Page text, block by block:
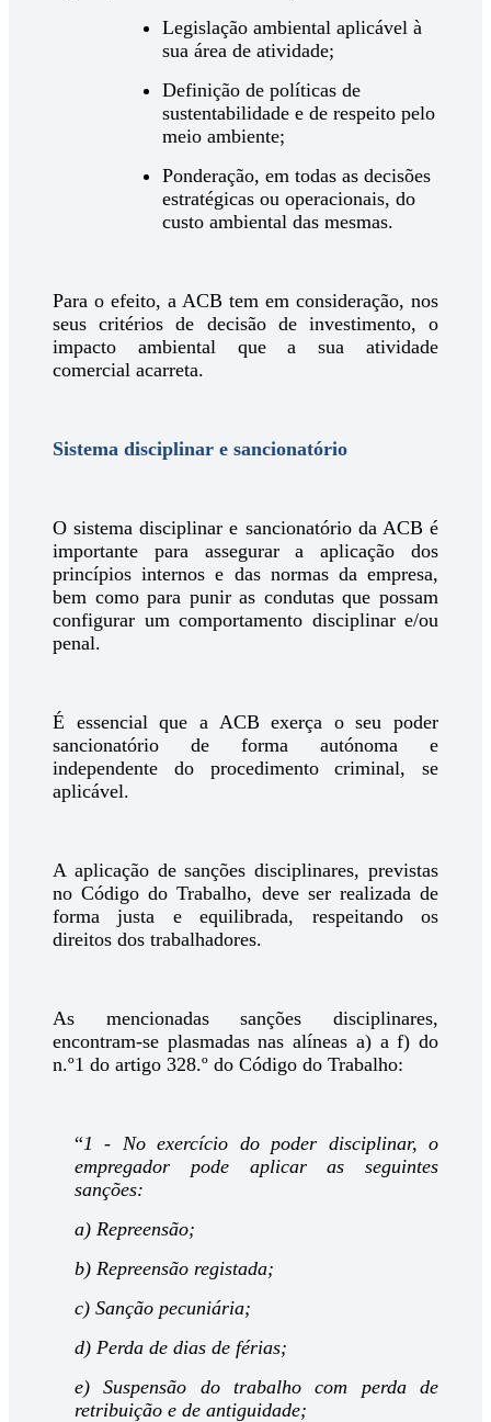
Legislação ambiental aplicável à
sua área de atividade;
Definição de políticas de
sustentabilidade e de respeito pelo
meio ambiente;
Ponderação, em todas as decisões
estratégicas ou operacionais, do
custo ambiental das mesmas.
Para o efeito, a ACB tem em consideração, nos
seus critérios de decisão de investimento, o
impacto ambiental que a sua atividade
comercial acarreta.
Sistema disciplinar e sancionatório
O sistema disciplinar e sancionatório da ACB é
importante para assegurar a aplicação dos
princípios internos e das normas da empresa,
bem como para punir as condutas que possam
configurar um comportamento disciplinar e/ou
penal.
É essencial que a ACB exerça o seu poder
sancionatório de forma autónoma e
independente do procedimento criminal, se
aplicável.
A aplicação de sanções disciplinares, previstas
no Código do Trabalho, deve ser realizada de
forma justa e equilibrada, respeitando os
direitos dos trabalhadores.
As mencionadas sanções disciplinares,
encontram-se plasmadas nas alíneas a) a f) do
n.º1 do artigo 328.º do Código do Trabalho:
“1 - No exercício do poder disciplinar, o
empregador pode aplicar as seguintes
sanções:
a) Repreensão;
b) Repreensão registada;
c) Sanção pecuniária;
d) Perda de dias de férias;
e) Suspensão do trabalho com perda de
retribuição e de antiguidade;